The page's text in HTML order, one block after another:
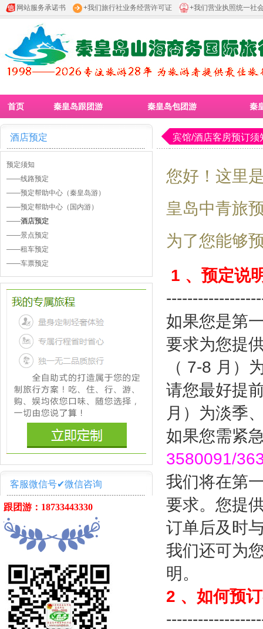
网站服务承诺书 +我们旅行社业务经营许可证 +我们营业执照统一社
首页 秦皇岛跟团游 秦皇岛包团游 秦
酒店预定
预定须知
——线路预定
——预定帮助中心（秦皇岛游）
——预定帮助中心（国内游）
——酒店预定
——景点预定
——租车预定
——车票预定
客服微信号✔微信咨询
跟团游：18733443330
宾馆/酒店客房预订须
您好！这里
皇岛中青旅
为了您能够
1 、预定说
如果您是第
要求为您提
（ 7-8 月）
请您最好提
月）为淡季
如果您需紧
3580091/
我们将在第
要求。您提
订单后及时
我们还可为
明。
2 、如何预